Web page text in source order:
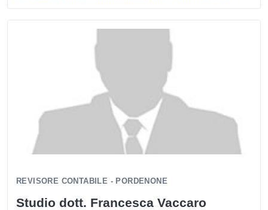
REVISORE CONTABILE - PORDENONE
Studio dott. Francesca Vaccaro